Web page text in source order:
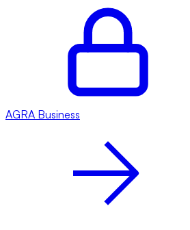
AGRA Business